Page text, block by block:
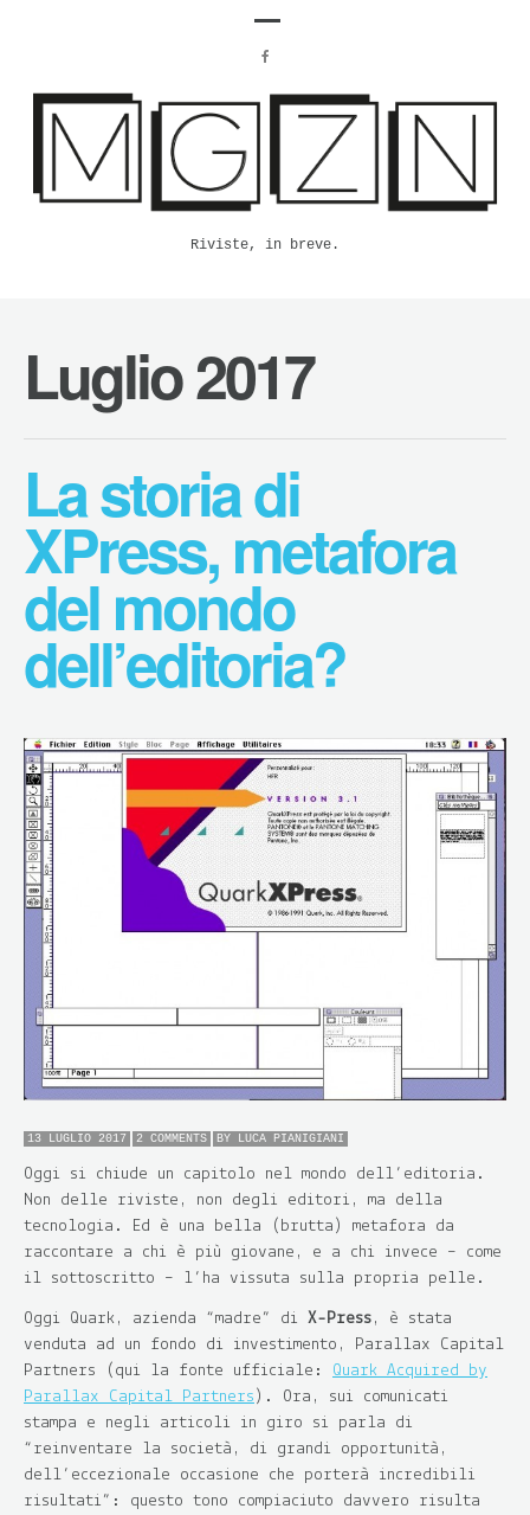
Riviste, in breve.
Luglio 2017
La storia di
XPress, metafora
del mondo
dell’editoria?
13 LUGLIO 2017 2 COMMENTS BY LUCA PIANIGIANI
Oggi si chiude un capitolo nel mondo dell’editoria.
Non delle riviste, non degli editori, ma della
tecnologia. Ed è una bella (brutta) metafora da
raccontare a chi è più giovane, e a chi invece – come
il sottoscritto – l’ha vissuta sulla propria pelle.
Oggi Quark, azienda “madre” di X-Press , è stata
venduta ad un fondo di investimento, Parallax Capital
Partners (qui la fonte ufficiale: Quark Acquired by
Parallax Capital Partners ). Ora, sui comunicati
stampa e negli articoli in giro si parla di
“reinventare la società, di grandi opportunità,
dell’eccezionale occasione che porterà incredibili
risultati”: questo tono compiaciuto davvero risulta